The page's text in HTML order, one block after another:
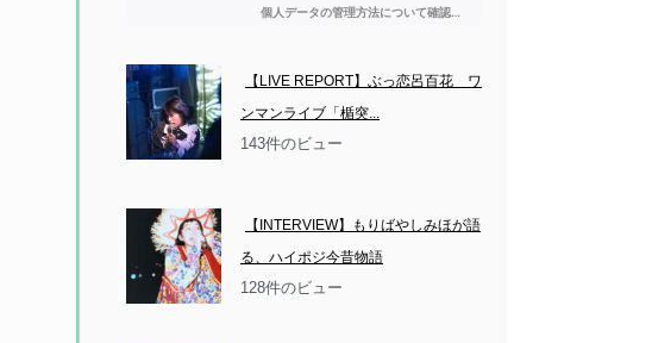
【LIVE REPORT】ぶっ恋呂百花　ワ
ンマンライブ「楯突...
143件のビュー
【INTERVIEW】もりばやしみほが語
る、ハイポジ今昔物語
128件のビュー